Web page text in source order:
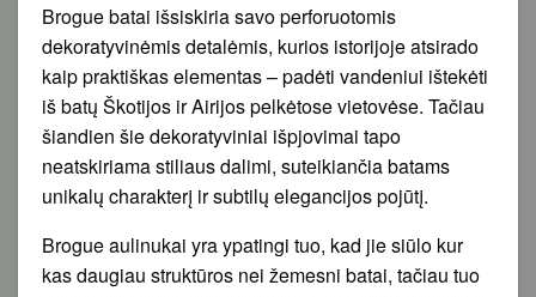
Brogue batai išsiskiria savo perforuotomis
dekoratyvinėmis detalėmis, kurios istorijoje atsirado
kaip praktiškas elementas – padėti vandeniui ištekėti
iš batų Škotijos ir Airijos pelkėtose vietovėse. Tačiau
šiandien šie dekoratyviniai išpjovimai tapo
neatskiriama stiliaus dalimi, suteikiančia batams
unikalų charakterį ir subtilų elegancijos pojūtį.
Brogue aulinukai yra ypatingi tuo, kad jie siūlo kur
kas daugiau struktūros nei žemesni batai, tačiau tuo